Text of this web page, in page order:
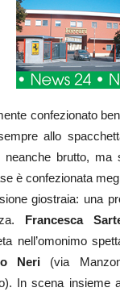
confezionato
allo
neanche brutto,
è confezionata
giostraia: una
Francesca
nell’omonimo
Neri(via
In scena insieme